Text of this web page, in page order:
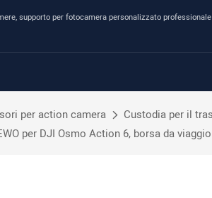
supporto per fotocamera personalizzato
per action camera
Custodia per il
per DJI Osmo Action 6, borsa da